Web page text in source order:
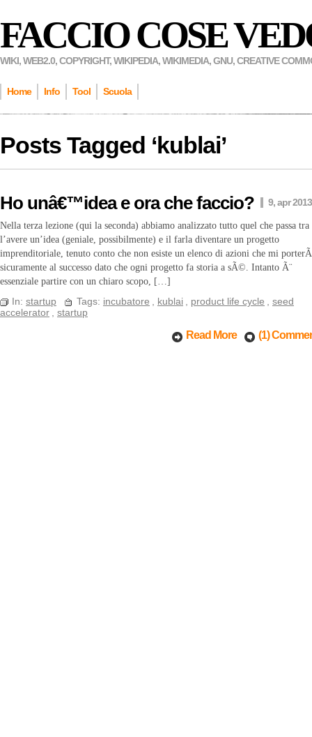
FACCIO COSE
WIKI, WEB2.0, COPYRIGHT, WIKIPEDIA, WIKIMEDIA, GNU, CREATIVE
Home Info Tool Scuola
Posts Tagged ‘kublai’
Ho unâ€™idea e ora che faccio? 9, apr 2013
Nella terza lezione (qui la seconda) abbiamo analizzato tutto quel che passa tra
l’avere un’idea (geniale, possibilmente) e il farla diventare un progetto
imprenditoriale, tenuto conto che non esiste un elenco di azioni che mi
sicuramente al successo dato che ogni progetto fa storia a sÃ©. Intanto Ã¨
essenziale partire con un chiaro scopo, […]
In: startup Tags: incubatore kublai product life cycle
seed
accelerator
startup
Read More (1)